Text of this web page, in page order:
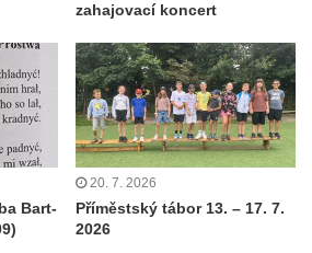
zahajovací koncert
Bart-
20. 7. 2026
Příměstský tábor 13. – 17. 7.
2026